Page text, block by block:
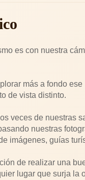
es con nuestra
más a fondo
de vista distinto.
veces de nuestras
nuestras
imágenes, guías
de realizar una
lugar que surja la